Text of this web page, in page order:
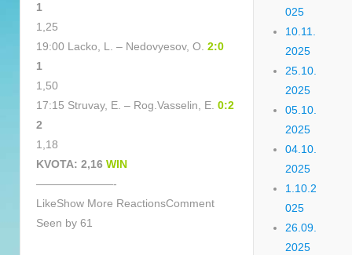
1
1,25
19:00 Lacko, L. – Nedovyesov, O. 2:0
1
1,50
17:15 Struvay, E. – Rog.Vasselin, E. 0:2
2
1,18
KVOTA: 2,16 WIN
———————-
LikeShow More ReactionsComment
Seen by 61
025
10.11.
2025
25.10.
2025
05.10.
2025
04.10.
2025
1.10.2
025
26.09.
2025